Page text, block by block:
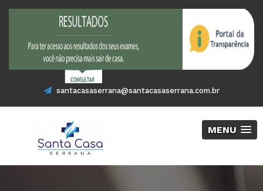
santacasaserrana@santacasaserrana.com.br
MENU